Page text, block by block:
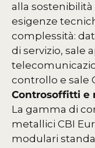
alla
esigenze
complessità:
di servizio, sale
controllo e sale
Controsoffitti e
La gamma di
metallici CBI
modulari